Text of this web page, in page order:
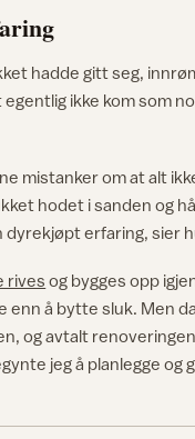
hadde gitt seg,
ikke kom som
mistanker om at alt
hodet i sanden og
dyrekjøpt erfaring, sier
rives og bygges opp
enn å bytte sluk. Men
og avtalt
jeg å planlegge og